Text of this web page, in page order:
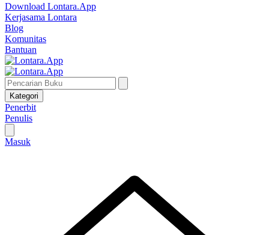
Download Lontara.App
Kerjasama Lontara
Blog
Komunitas
Bantuan
Kategori
Penerbit
Penulis
Masuk